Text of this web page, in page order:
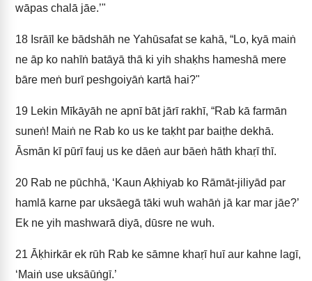
wāpas chalā jāe.’"
18 Isrāīl ke bādshāh ne Yahūsafat se kahā, “Lo, kyā maiṅ
ne āp ko nahīṅ batāyā thā ki yih shaḳhs hameshā mere
bāre meṅ burī peshgoiyāṅ kartā hai?"
19 Lekin Mīkāyāh ne apnī bāt jārī rakhī, “Rab kā farmān
suneṅ! Maiṅ ne Rab ko us ke taḳht par baiṭhe dekhā.
Āsmān kī pūrī fauj us ke dāeṅ aur bāeṅ hāth khaṛī thī.
20 Rab ne pūchhā, ‘Kaun Aḳhiyab ko Rāmāt-jiliyād par
hamlā karne par uksāegā tāki wuh wahāṅ jā kar mar jāe?’
Ek ne yih mashwarā diyā, dūsre ne wuh.
21 Āḳhirkār ek rūh Rab ke sāmne khaṛī huī aur kahne lagī,
‘Maiṅ use uksāūṅgī.’